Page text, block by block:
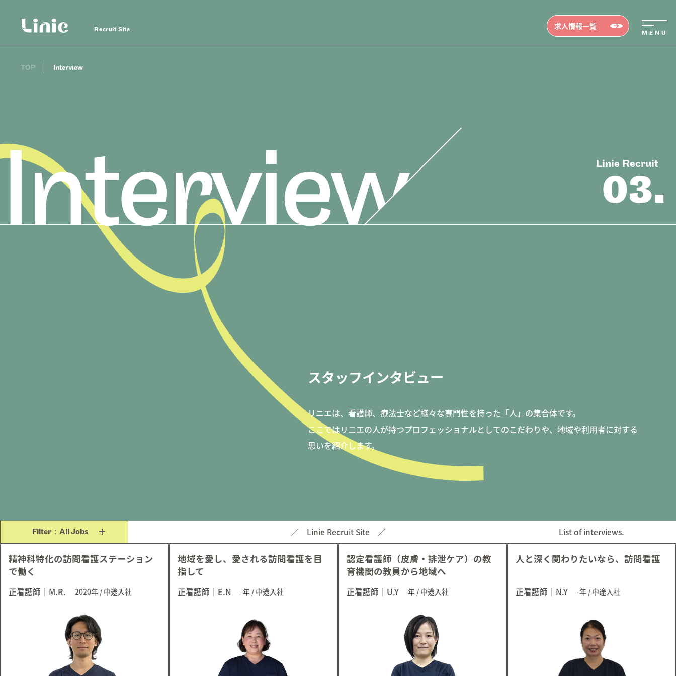
Recruit Site 求人情報一覧
CONTENTS Linie Recruit Message
メッセージ
Job list
求人情報を探す
03.
08.
Information
お知らせ
09.
Contact
TOP Interview
Linie Recruit
03.
スタッフインタビュー
リニエは、看護師、療法士など様々な専門性を持った「人」の集合体です。
ここではリニエの人が持つプロフェッショナルとしてのこだわりや、地域や利用者に対する
思いを紹介します。
Filter：All Jobs ／ Linie Recruit Site ／ List of interviews.
精神科特化の訪問看護ステーション
で働く
正看護師 ｜ M.R. 2020年 / 中途入社
地域を愛し、愛される訪問看護を目
指して
正看護師 ｜ E.N -年 / 中途入社
認定看護師（皮膚・排泄ケア）の教
育機関の教員から地域へ
正看護師 ｜ U.Y 年 / 中途入社
人と深く関わりたいなら、訪問看護
正看護師 ｜ N.Y -年 / 中途入社